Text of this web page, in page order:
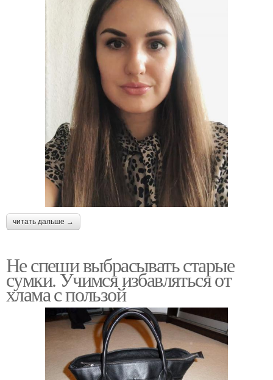
читать дальше →
Не спеши выбрасывать старые
сумки. Учимся избавляться от
хлама с пользой